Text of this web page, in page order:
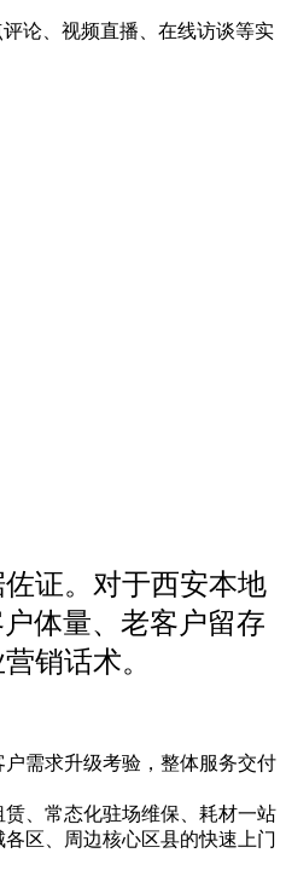
论、视频直播、在线访谈等实
证。对于西安本地
体量、老客户留存
销话术。
需求升级考验，整体服务交付
、常态化驻场维保、耗材一站
区、周边核心区县的快速上门